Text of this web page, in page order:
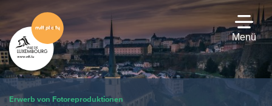
Hauptinhalt
gehen
Menü
Erwerb von Fotoreproduktionen